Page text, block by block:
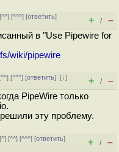
^^] [^^^] [ответить]
+ / –
в "Use Pipewire for
wiki/pipewire
^^] [^^^] [ответить][↓]
+ / –
PipeWire только
эту проблему.
^] [^^] [^^^] [ответить]
+ / –